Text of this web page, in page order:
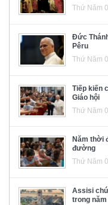
Thứ Năm
Đức
Pêru
Thứ Năm
Tiếp kiến
Giáo hội
Thứ Năm
Năm thời
đường
Thứ Năm
Assisi
trong